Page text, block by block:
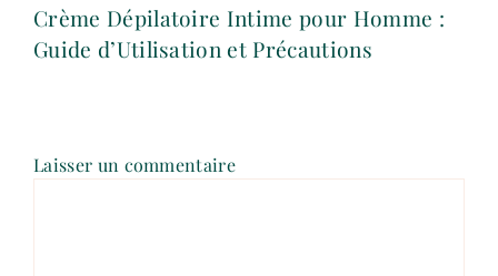
Crème Dépilatoire Intime pour Homme :
Guide d’Utilisation et Précautions
Laisser un commentaire